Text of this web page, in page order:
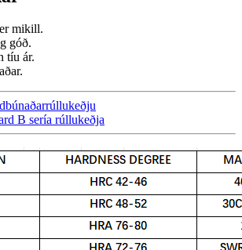
mikill.
góð.
tíu ár.
B sería rúllukeðja